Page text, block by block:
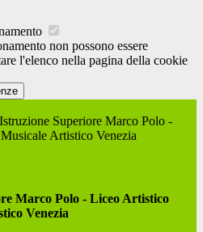
non possono essere
l'elenco nella pagina della cookie
Superiore Marco Polo -
Artistico Venezia
Marco Polo - Liceo Artistico
Venezia